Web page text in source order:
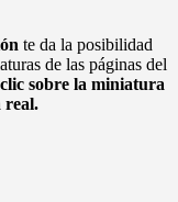
te da la posibilidad
de las páginas del
sobre la miniatura
real.